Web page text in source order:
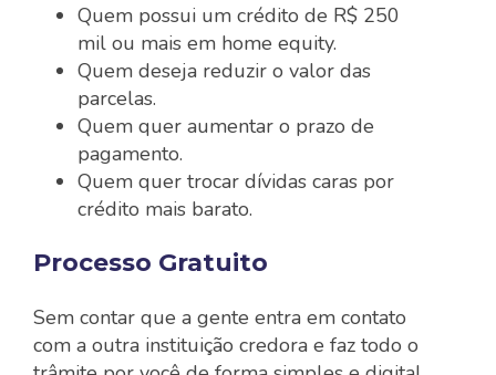
Quem possui um crédito de R$ 250
mil ou mais em home equity.
Quem deseja reduzir o valor das
parcelas.
Quem quer aumentar o prazo de
pagamento.
Quem quer trocar dívidas caras por
crédito mais barato.
Processo Gratuito
Sem contar que a gente entra em contato
com a outra instituição credora e faz todo o